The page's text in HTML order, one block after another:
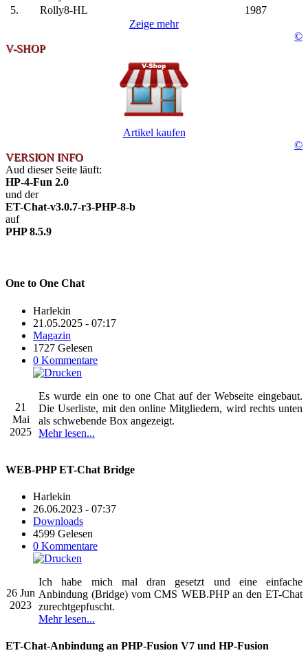
5.
Rolly8-HL
1987
Zeige mehr
©
V-SHOP
Artikel kaufen
©
VERSION INFO
Aud dieser Seite läuft:
HP-4-Fun 2.0
und der
ET-Chat-v3.0.7-r3-PHP-8-b
auf
PHP 8.5.9
One to One Chat
Harlekin
21.05.2025 - 07:17
Magazin
1727 Gelesen
0 Kommentare
21
Mai
2025
Es wurde ein one to one Chat auf der Webseite eingebaut.
Die Userliste, mit den online Mitgliedern, wird rechts unten
als schwebende Box angezeigt.
Mehr lesen...
WEB-PHP ET-Chat Bridge
Harlekin
26.06.2023 - 07:37
Downloads
4599 Gelesen
0 Kommentare
26 Jun
2023
Ich habe mich mal dran gesetzt und eine einfache
Anbindung (Bridge) vom CMS WEB.PHP an den ET-Chat
zurechtgepfuscht.
Mehr lesen...
ET-Chat-Anbindung an PHP-Fusion V7 und HP-Fusion